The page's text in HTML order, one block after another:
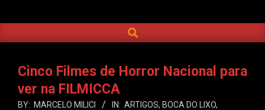
DO
INFERNO
Navigation
SEARCH
Cinco Filmes de Horror Nacional para
ver na FILMICCA
BY: MARCELO MILICI IN: ARTIGOS, BOCA DO LIXO,